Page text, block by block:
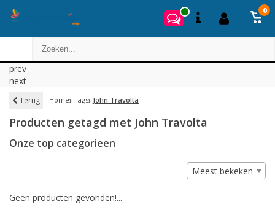
0
prev
next
Terug Home Tags John Travolta
Producten getagd met John Travolta
Onze top categorieen
Meest bekeken
Geen producten gevonden!...